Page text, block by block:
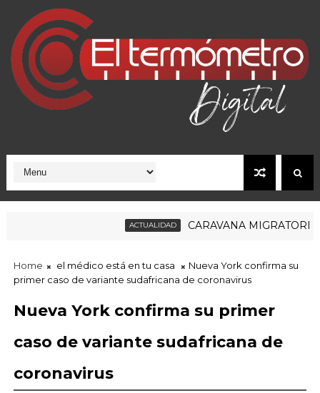
ACTUALIDAD CARAVANA MIGRATORIA
Home el médico está en tu casa
Nueva York confirma su
primer caso de variante sudafricana de coronavirus
Nueva York confirma su primer
caso de variante sudafricana de
coronavirus